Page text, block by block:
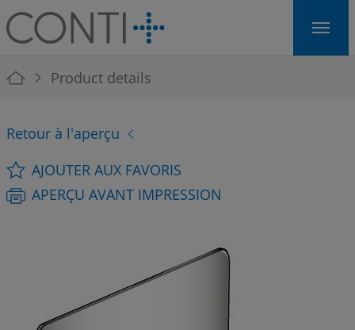
Skip to main navigation
Skip to main content
Skip to page footer
You are here:
Product details
Retour à l'aperçu
AJOUTER AUX FAVORIS
APERÇU AVANT IMPRESSION